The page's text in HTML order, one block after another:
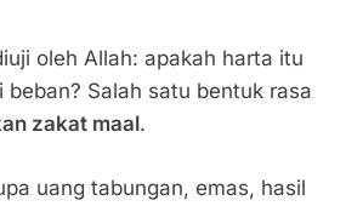
oleh Allah: apakah harta itu
Salah satu bentuk rasa
zakat maal.
uang tabungan, emas, hasil